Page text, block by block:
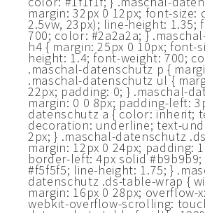
margin: 32px 0 12px; font-size:
2.5vw, 23px); line-height: 1.35;
700; color: #2a2a2a; }
h4 { margin: 25px 0 10px; font-
height: 1.4; font-weight: 700;
.maschal-datenschutz p {
.maschal-datenschutz ul {
22px; padding: 0; } .maschal-
margin: 0 0 8px; padding-left:
datenschutz a { color: inherit;
decoration: underline; text-
2px; } .maschal-datenschutz
margin: 12px 0 24px; padding:
border-left: 4px solid
#f5f5f5; line-height: 1.75; }
datenschutz .ds-table-wrap {
margin: 16px 0 28px; overflow-
webkit-overflow-scrolling: